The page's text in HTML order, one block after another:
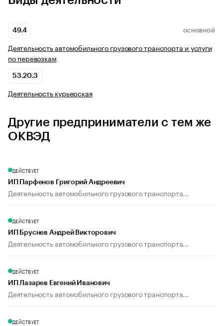
49.4 ОСНОВНОЙ
Деятельность автомобильного грузового транспорта и услуги
по перевозкам
53.20.3
Деятельность курьерская
Другие предприниматели с тем же
ОКВЭД
ДЕЙСТВУЕТ
ИП Парфенов Григорий Андреевич
Деятельность автомобильного грузового транспорта...
ДЕЙСТВУЕТ
ИП Бруснев Андрей Викторович
Деятельность автомобильного грузового транспорта...
ДЕЙСТВУЕТ
ИП Лазарев Евгений Иванович
Деятельность автомобильного грузового транспорта...
ДЕЙСТВУЕТ